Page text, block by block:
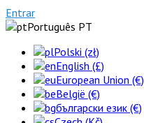
Entrar
Português PT
Polski (zł)
English (£)
European Union (€)
België (€)
български език (€)